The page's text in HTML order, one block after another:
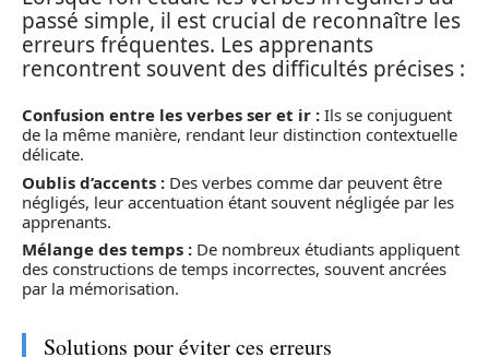
passé simple, il est crucial de reconnaître les
erreurs fréquentes. Les apprenants
rencontrent souvent des difficultés précises :
Confusion entre les verbes ser et ir : Ils se conjuguent
de la même manière, rendant leur distinction contextuelle
délicate.
Oublis d’accents : Des verbes comme dar peuvent être
négligés, leur accentuation étant souvent négligée par les
apprenants.
Mélange des temps : De nombreux étudiants appliquent
des constructions de temps incorrectes, souvent ancrées
par la mémorisation.
Solutions pour éviter ces erreurs